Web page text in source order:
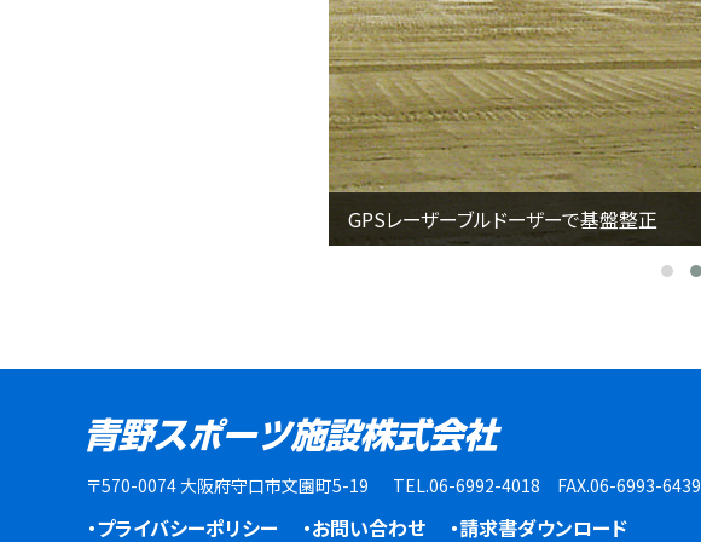
GPSレーザーブルドーザーで基盤整正
〒570-0074 大阪府守口市文園町5-19 TEL.06-6992-4018 FAX.06-6993-6439
・プライバシーポリシー ・お問い合わせ ・請求書ダウンロード